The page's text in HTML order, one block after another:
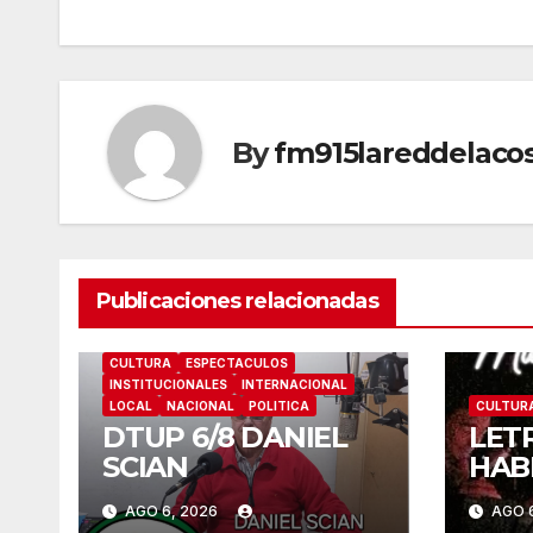
entradas
By
Publicaciones relacionadas
CULTURA
ESPECTACULOS
INSTITUCIONALES
INTERNACIONAL
LOCAL
NACIONAL POLITICA
DTUP 6/8 DANIEL
SCIAN
AGO 6, 2026 AGO